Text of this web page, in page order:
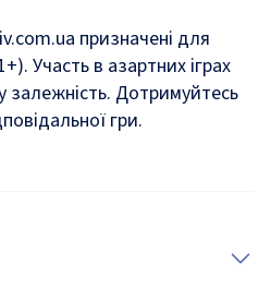
призначені для
Участь в азартних іграх
залежність. Дотримуйтесь
гри.